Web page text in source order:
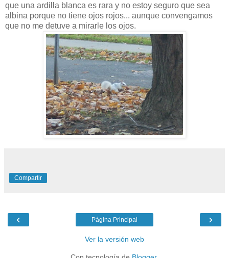
que una ardilla blanca es rara y no estoy seguro que sea
albina porque no tiene ojos rojos... aunque convengamos
que no me detuve a mirarle los ojos.
Compartir
‹ ›
Página Principal
Ver la versión web